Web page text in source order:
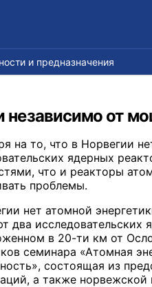
и предназначения
от
на то, что в Норвегии
ядерных
что и реакторы
проблемы.
нет атомной
два
в 20-ти км от
семинара «Атомная
состоящая из
а также